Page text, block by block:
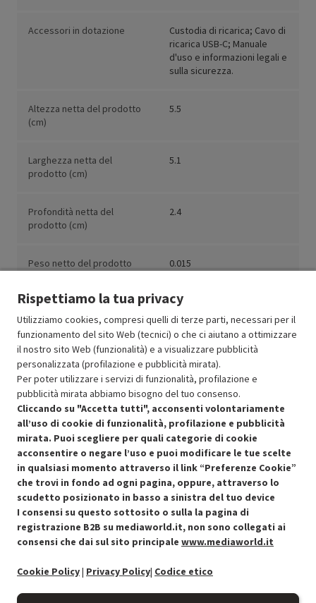
Accessori in dotazione
Custodia di ricarica; Cavo di
ricarica USB-C; Manuale
d'uso e informazioni legali e
sulla sicurezza.
Altezza netta del prodotto
(cm)
5.5
Larghezza netta del
prodotto (cm)
5.1
Profondità netta del
prodotto (cm)
2.4
Peso netto del prodotto
0.015
Resi e garanzie
Stato prodotti
Condizioni generali di vendita Recedere dal contratto qui
Rispettiamo la tua privacy
Utilizziamo cookies, compresi quelli di terze parti, necessari per il
funzionamento del sito Web (tecnici) o che ci aiutano a ottimizzare
il nostro sito Web (funzionalità) e a visualizzare pubblicità
personalizzata (profilazione e pubblicità mirata).
Per poter utilizzare i servizi di funzionalità, profilazione e
pubblicità mirata abbiamo bisogno del tuo consenso.
Cliccando su "Accetta tutti", acconsenti volontariamente
all’uso di cookie di funzionalità, profilazione e pubblicità
mirata. Puoi scegliere per quali categorie di cookie
acconsentire o negare l’uso e puoi modificare le tue scelte
in qualsiasi momento attraverso il link “Preferenze Cookie”
che trovi in fondo ad ogni pagina, oppure, attraverso lo
scudetto posizionato in basso a sinistra del tuo device
I consensi su questo sottosito o sulla la pagina di
registrazione B2B su mediaworld.it, non sono collegati ai
consensi che dai sul sito principale www.mediaworld.it
Cookie Policy| Privacy Policy| Codice etico